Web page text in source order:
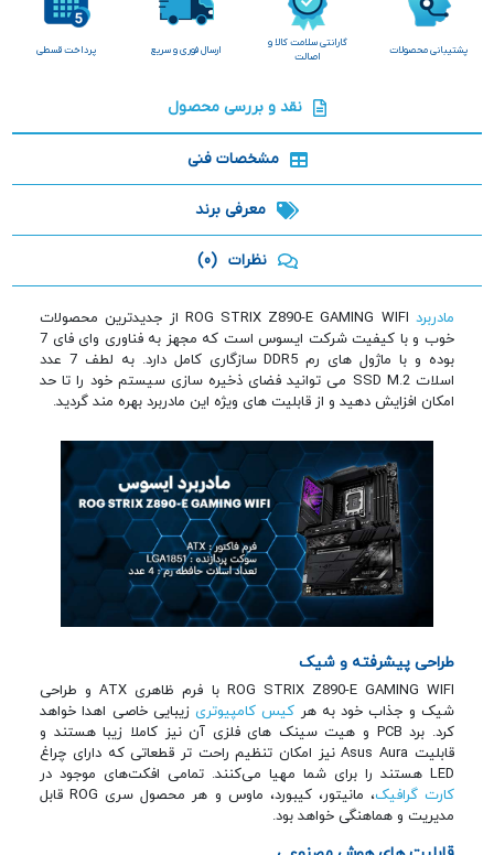
پشتیبانی محصولات
گارانتی سلامت کالا و
اصالت
ارسال فوری و سریع پرداخت قسطی
نقد و بررسی محصول
مشخصات فنی
معرفی برند
نظرات (0)
مادربرد
ROG STRIX Z890-E GAMING WIFI از جدیدترین محصولات
خوب و با کیفیت شرکت ایسوس است که مجهز به فناوری وای فای 7
بوده و با ماژول های رم DDR5 سازگاری کامل دارد. به لطف 7 عدد
اسلات SSD M.2 می توانید فضای ذخیره سازی سیستم خود را تا حد
امکان افزایش دهید و از قابلیت های ویژه این مادربرد بهره مند گردید.
طراحی پیشرفته و شیک
ROG STRIX Z890-E GAMING WIFI با فرم ظاهری ATX و طراحی
شیک و جذاب خود به هر کیس کامپیوتری زیبایی خاصی اهدا خواهد
کرد. برد PCB و هیت سینک های فلزی آن نیز کاملا زیبا هستند و
قابلیت Asus Aura نیز امکان تنظیم راحت تر قطعاتی که دارای چراغ
LED هستند را برای شما مهیا می‌کنند. تمامی افکت‌های موجود در
کارت گرافیک
، مانیتور، کیبورد، ماوس و هر محصول سری ROG قابل
مدیریت و هماهنگی خواهد بود.